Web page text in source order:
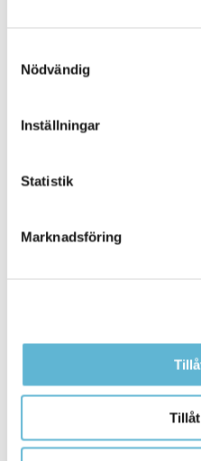
Nödvändig
Inställningar
Statistik
Marknadsföring
KONTAKT
Besöksadress
Box 18, 295 21 Bromölla
Fax: 0456-82 22 00